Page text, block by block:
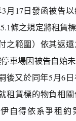
月17日發函被告
條之規定將租賃
之範圍）依其返
車場因被告自始
後又於同年5月6
租賃標的物負相
自得依系爭租約